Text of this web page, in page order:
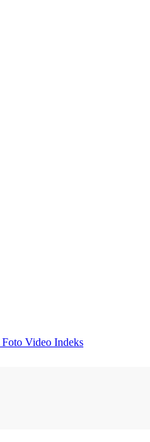
Foto Video Indeks